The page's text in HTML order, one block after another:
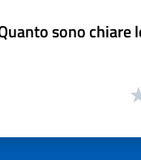
sono chiare